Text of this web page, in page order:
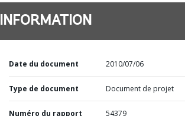
INFORMATION
Date du document 2010/07/06
Type de document Document de projet
Numéro du rapport 54379